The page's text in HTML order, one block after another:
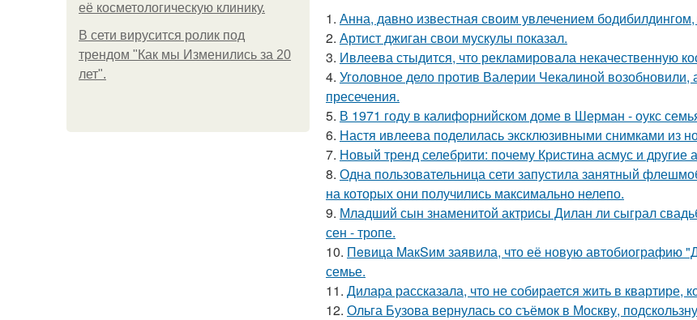
её косметологическую клинику.
В сети вирусится ролик под
трендом "Как мы Изменились за 20
лет".
1. Анна, давно известная своим увлечением
2. Артист джиган свои мускулы показал.
3. Ивлеева стыдится, что рекламировала некачественную
4. Уголовное дело против Валерии Чекалиной
пресечения.
5. В 1971 году в калифорнийском доме в Шерман - оукс
6. Настя ивлеева поделилась эксклюзивными снимками из
7. Новый тренд селебрити: почему Кристина асмус и другие
8. Одна пользовательница сети запустила занятный
на которых они получились максимально нелепо.
9. Младший сын знаменитой актрисы Дилан ли сыграл
сен - тропе.
10. Пeвица MакSим заявила, что её новую автобиографию
семье.
11. Дилара рассказала, что не собирается жить в
12. Ольга Бузова вернулась со съёмок в Москву,